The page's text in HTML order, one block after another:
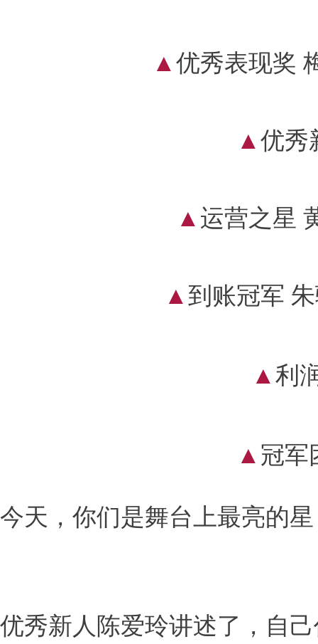
▲优秀表现奖
▲优秀
▲ 运营之星
▲ 到账冠军
▲利
▲ 冠军
今天，你们是舞台上最亮的
优秀新人陈爱玲讲述了，自